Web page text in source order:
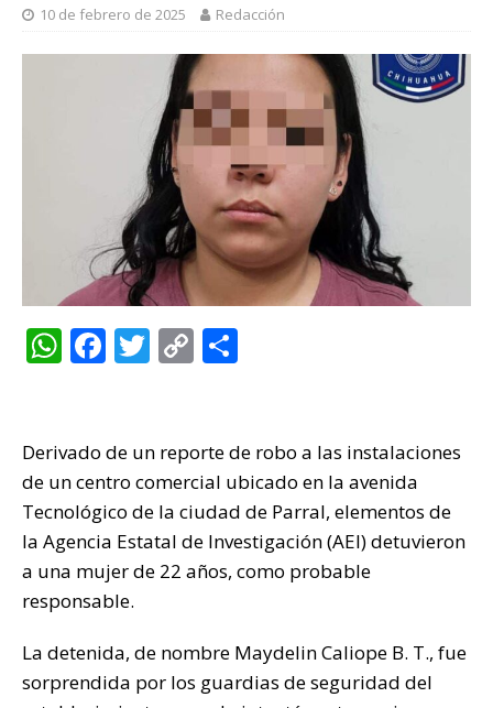
10 de febrero de 2025 Redacción
W
s
A
p
p
F
e
b
o
o
k
T
te
r
C
y
Li
n
k
p
ar
ti
r
Derivado de un reporte de robo a las instalaciones
de un centro comercial ubicado en la avenida
Tecnológico de la ciudad de Parral, elementos de
la Agencia Estatal de Investigación (AEI) detuvieron
a una mujer de 22 años, como probable
responsable.
La detenida, de nombre Maydelin Caliope B. T., fue
sorprendida por los guardias de seguridad del